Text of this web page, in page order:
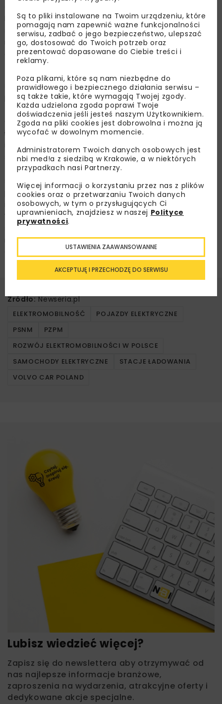
Polski, gdzie powstanie 130 dwustanowiskowych stacji
szybkiego ładowania o mocy 175kW w miejscach
najczęściej uczęszczanych przez użytkowników aut
elektrycznych.
- Jeśli chodzi o systemy rozliczania, dużym ułatwieniem
są programy do ładowania oferowane
przez producentów samochodów elektrycznych. Mając
taki program, korzystając z opcji abonamentowej,
dostajemy tak naprawdę jedną kartę, którą możemy
ładować się w całej Europie. Nie ma konieczności
instalacji wielu aplikacji i zastanawiania się, czy tutaj
stawka będzie taka, czy inna. Tu mamy z góry
zdefiniowane taryfy, wiemy, po jakiej cenie będziemy
się ładowali, mamy też z góry przewidziane stacje
po drodze, na których możemy się zatrzymać
i naładować właśnie przy użyciu tej karty.
W nawigacjach wbudowanych w samochody również
są wpisane stacje ładowania, na których możemy się
naładować – mówi menedżer ds. elektryfikacji w Volvo
Źródło:Newseria.pl
ELEKTROMOBILNOŚĆ
POJAZDY ELEKTRYCZNE
PSNM
PZPM
ROZWÓJ ELEKTROMOBILNOŚCI W POLSCE
SAMOCHODY ELEKTRYCZNE
STACJE ŁADOWANIA
VOLVO CAR POLAND
Lubisz wiedzieć więcej?
Zapisz się do newslettera aby otrzymywać od
nas najlepsze informacje branżowe,
zaproszenia na wydarzenia, atrakcyjne oferty i
dedykowane akcje specjalne.
Są to pliki instalowane na Twoim urządzeniu, które
pomagają nam zapewnić ważne funkcjonalności
serwisu, zadbać o jego bezpieczeństwo, ulepszać
go, dostosować do Twoich potrzeb oraz
prezentować dopasowane do Ciebie treści i
reklamy.
Poza plikami, które są nam niezbędne do
prawidłowego i bezpiecznego działania serwisu –
są także takie, które wymagają Twojej zgody.
Każda udzielona zgoda poprawi Twoje
doświadczenia jeśli jesteś naszym Użytkownikiem.
Zgoda na pliki cookies jest dobrowolna i można ją
wycofać w dowolnym momencie.
Administratorem Twoich danych osobowych jest
nbi med!a z siedzibą w Krakowie, a w niektórych
przypadkach nasi Partnerzy.
Więcej informacji o korzystaniu przez nas z plików
cookies oraz o przetwarzaniu Twoich danych
osobowych, w tym o przysługujących Ci
uprawnieniach, znajdziesz w naszej Polityce
prywatności.
AKCEPTUJĘ I PRZECHODZĘ DO SERWISU
USTAWIENIA ZAAWANSOWANNE